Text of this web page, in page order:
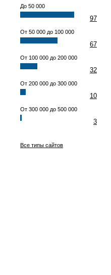
До 50 000
97
От 50 000 до 100 000
67
От 100 000 до 200 000
32
От 200 000 до 300 000
10
От 300 000 до 500 000
3
Все типы сайтов